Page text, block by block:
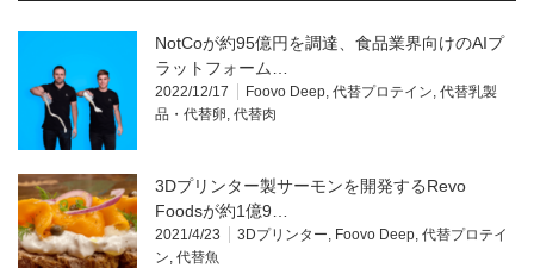
NotCoが約95億円を調達、食品業界向けのAIプ
ラットフォーム…
2022/12/17 Foovo Deep, 代替プロテイン, 代替乳製
品・代替卵, 代替肉
3Dプリンター製サーモンを開発するRevo
Foodsが約1億9…
2021/4/23 3Dプリンター, Foovo Deep, 代替プロテイ
ン, 代替魚